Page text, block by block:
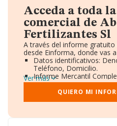
Acceda a toda
comercial de
Fertilizantes Sl
A través del informe
desde Einforma, donde vas
Datos identificativos:
Teléfono, Domicilio.
Informe Mercantil
Gráficos de Evolución
Consejo de
Directivos y Ejecutivos.
Ver más
QUIERO MI